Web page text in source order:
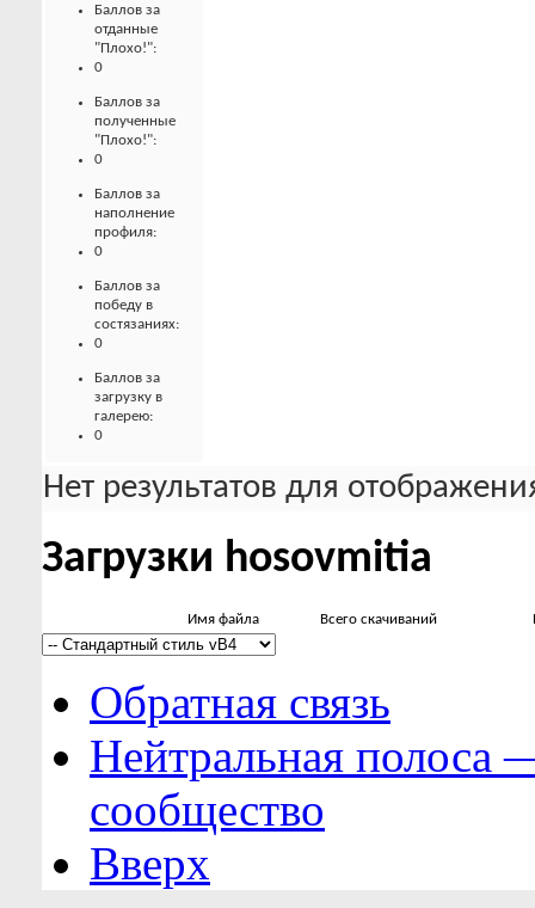
Баллов за
отданные
"Плохо!":
0
Баллов за
полученные
"Плохо!":
0
Баллов за
наполнение
профиля:
0
Баллов за
победу в
состязаниях:
0
Баллов за
загрузку в
галерею:
0
Нет результатов для
Загрузки hosovmitia
Имя файла Всего скачиваний
Обратная связь
Нейтральная полоса
сообщество
Вверх